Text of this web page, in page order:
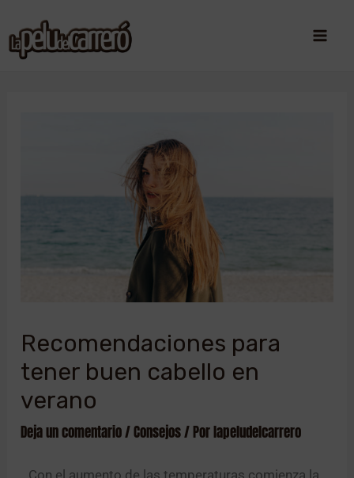
Recomendaciones para
tener buen cabello en
verano
Deja un comentario/Consejos/ Porlapeludelcarrero
Con el aumento de las temperaturas comienza la